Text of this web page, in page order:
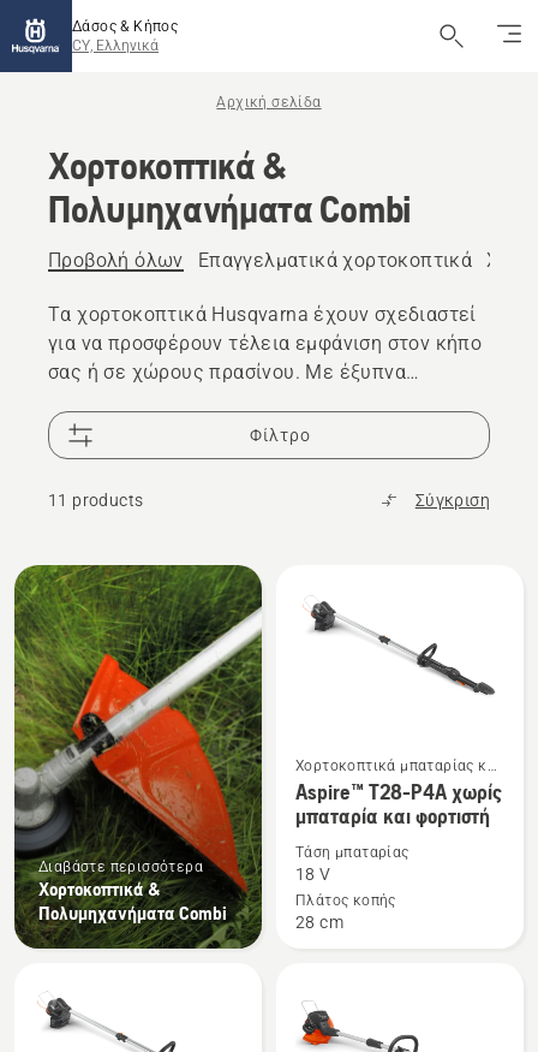
Δάσος & Κήπος
CY, Ελληνικά
Αρχική σελίδα
Χορτοκοπτικά &
Πολυμηχανήματα Combi
Προβολή όλων Επαγγελματικά χορτοκοπτικά
Τα χορτοκοπτικά Husqvarna έχουν σχεδιαστεί
για να προσφέρουν τέλεια εμφάνιση στον κήπο
σας ή σε χώρους πρασίνου. Με έξυπνα
χορτοκοπτικά μας κάνουν τις εργασίες σας
παιχνιδάκι.
Φίλτρο
11 products Σύγκριση
Όλα
τα
προϊόντα
Διαβάστε περισσότερα
Χορτοκοπτικά &
Πολυμηχανήματα Combi
Δείτε
περισσότερες
λεπτομέρειες
για
Aspire™
χωρίς
μπαταρία
Χορτοκοπτικά μπαταρίας και
ηλεκτρικά χορτοκοπτικά
Aspire™ T28-P4A χωρίς
μπαταρία και φορτιστή
Τάση μπαταρίας
18 V
Πλάτος κοπής
28 cm